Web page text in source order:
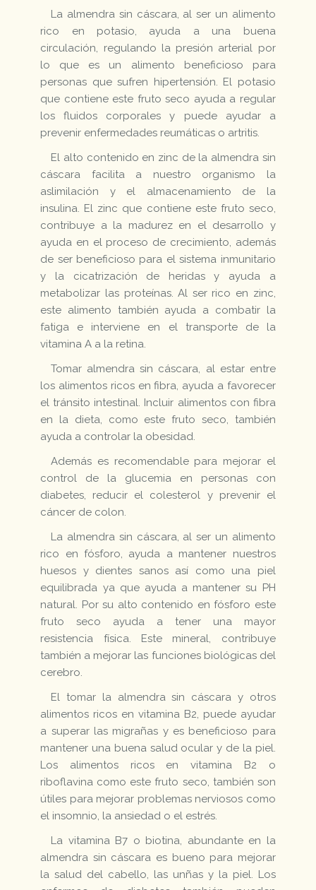
La almendra sin cáscara, al ser un alimento
rico en potasio, ayuda a una buena
circulación, regulando la presión arterial por
lo que es un alimento beneficioso para
personas que sufren hipertensión. El potasio
que contiene este fruto seco ayuda a regular
los fluidos corporales y puede ayudar a
prevenir enfermedades reumáticas o artritis.
El alto contenido en zinc de la almendra sin
cáscara facilita a nuestro organismo la
aslimilación y el almacenamiento de la
insulina. El zinc que contiene este fruto seco,
contribuye a la madurez en el desarrollo y
ayuda en el proceso de crecimiento, además
de ser beneficioso para el sistema inmunitario
y la cicatrización de heridas y ayuda a
metabolizar las proteínas. Al ser rico en zinc,
este alimento también ayuda a combatir la
fatiga e interviene en el transporte de la
vitamina A a la retina.
Tomar almendra sin cáscara, al estar entre
los alimentos ricos en fibra, ayuda a favorecer
el tránsito intestinal. Incluir alimentos con fibra
en la dieta, como este fruto seco, también
ayuda a controlar la obesidad.
Además es recomendable para mejorar el
control de la glucemia en personas con
diabetes, reducir el colesterol y prevenir el
cáncer de colon.
La almendra sin cáscara, al ser un alimento
rico en fósforo, ayuda a mantener nuestros
huesos y dientes sanos así como una piel
equilibrada ya que ayuda a mantener su PH
natural. Por su alto contenido en fósforo este
fruto seco ayuda a tener una mayor
resistencia física. Este mineral, contribuye
también a mejorar las funciones biológicas del
cerebro.
El tomar la almendra sin cáscara y otros
alimentos ricos en vitamina B2, puede ayudar
a superar las migrañas y es beneficioso para
mantener una buena salud ocular y de la piel.
Los alimentos ricos en vitamina B2 o
riboflavina como este fruto seco, también son
útiles para mejorar problemas nerviosos como
el insomnio, la ansiedad o el estrés.
La vitamina B7 o biotina, abundante en la
almendra sin cáscara es bueno para mejorar
la salud del cabello, las unñas y la piel. Los